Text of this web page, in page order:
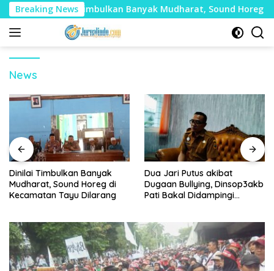
Langsung
ke
konten
Breaking News
Dinilai Timbulkan Banyak Mudharat, Sound Horeg di
News
Dinilai Timbulkan Banyak
Mudharat, Sound Horeg di
Kecamatan Tayu Dilarang
Dua Jari Putus akibat
Dugaan Bullying, Dinsop3akb
Pati Bakal Didampingi